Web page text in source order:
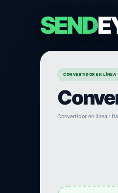
SEND
CONVERTIDOR EN LÍNEA
Convertidor en línea :